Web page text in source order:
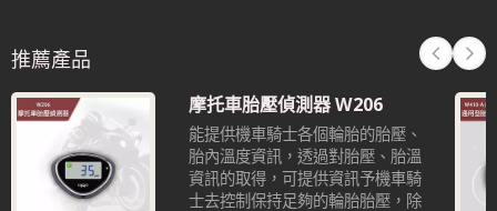
推薦產品
摩托車胎壓偵測器 W206
能提供機車騎士各個輪胎的胎壓、
胎內溫度資訊，透過對胎壓、胎溫
資訊的取得，可提供資訊予機車騎
士去控制保持足夠的輪胎胎壓，除